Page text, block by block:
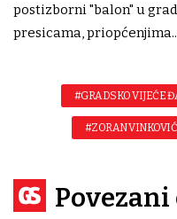
postizborni "balon" u
presicama,
#GRADSKO VIJEĆE
#ZORAN VINKOVIĆ